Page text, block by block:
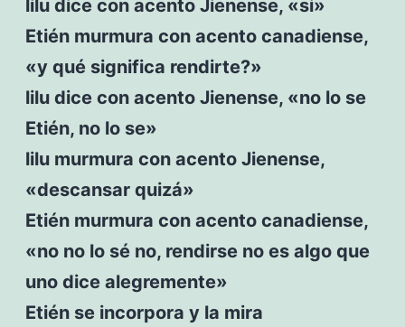
lilu dice con acento Jienense, «si»
Etién murmura con acento canadiense,
«y qué significa rendirte?»
lilu dice con acento Jienense, «no lo se
Etién, no lo se»
lilu murmura con acento Jienense,
«descansar quizá»
Etién murmura con acento canadiense,
«no no lo sé no, rendirse no es algo que
uno dice alegremente»
Etién se incorpora y la mira